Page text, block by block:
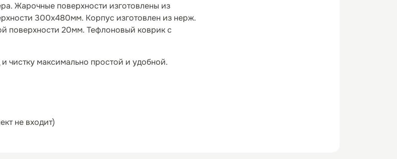
Жарочные поверхности изготовлены из
300х480мм. Корпус изготовлен из нерж.
поверхности 20мм. Тефлоновый коврик с
чистку максимально простой и удобной.
не входит)